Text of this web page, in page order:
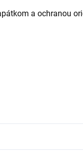
a ochranou